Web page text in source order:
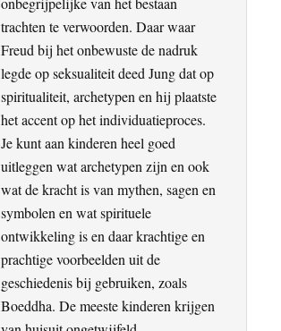
trachten te verwoorden. Daar waar
Freud bij het onbewuste de nadruk
legde op seksualiteit deed Jung dat op
spiritualiteit, archetypen en hij plaatste
het accent op het individuatieproces.
Je kunt aan kinderen heel goed
uitleggen wat archetypen zijn en ook
wat de kracht is van mythen, sagen en
symbolen en wat spirituele
ontwikkeling is en daar krachtige en
prachtige voorbeelden uit de
geschiedenis bij gebruiken, zoals
Boeddha. De meeste kinderen krijgen